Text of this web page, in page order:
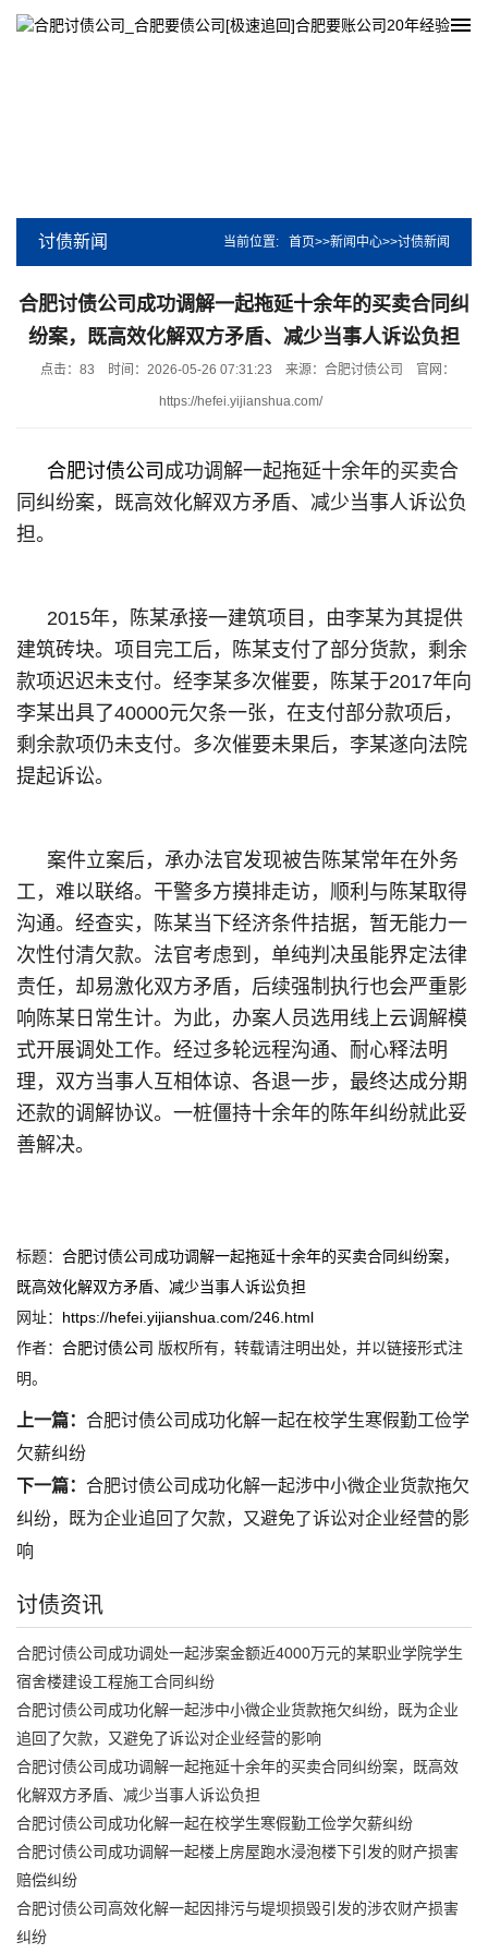
讨债新闻 当前位置: 首页>>新闻中心>>讨债新闻
合肥讨债公司成功调解一起拖延十余年的买卖合同纠
纷案，既高效化解双方矛盾、减少当事人诉讼负担
点击：83 时间：2026-05-26 07:31:23 来源：合肥讨债公司 官网：
https://hefei.yijianshua.com/
合肥讨债公司 成功调解一起拖延十余年的买卖合
同纠纷案，既高效化解双方矛盾、减少当事人诉讼负
担。
2015年，陈某承接一建筑项目，由李某为其提供
建筑砖块。项目完工后，陈某支付了部分货款，剩余
款项迟迟未支付。经李某多次催要，陈某于2017年向
李某出具了40000元欠条一张，在支付部分款项后，
剩余款项仍未支付。多次催要未果后，李某遂向法院
提起诉讼。
案件立案后，承办法官发现被告陈某常年在外务
工，难以联络。干警多方摸排走访，顺利与陈某取得
沟通。经查实，陈某当下经济条件拮据，暂无能力一
次性付清欠款。法官考虑到，单纯判决虽能界定法律
责任，却易激化双方矛盾，后续强制执行也会严重影
响陈某日常生计。为此，办案人员选用线上云调解模
式开展调处工作。经过多轮远程沟通、耐心释法明
理，双方当事人互相体谅、各退一步，最终达成分期
还款的调解协议。一桩僵持十余年的陈年纠纷就此妥
善解决。
标题： 合肥讨债公司成功调解一起拖延十余年的买卖合同纠纷案，
既高效化解双方矛盾、减少当事人诉讼负担
网址： https://hefei.yijianshua.com/246.html
作者： 合肥讨债公司 版权所有，转载请注明出处，并以链接形式注
明。
上一篇： 合肥讨债公司成功化解一起在校学生寒假勤工俭学
欠薪纠纷
下一篇： 合肥讨债公司成功化解一起涉中小微企业货款拖欠
纠纷，既为企业追回了欠款，又避免了诉讼对企业经营的影
响
讨债资讯
合肥讨债公司成功调处一起涉案金额近4000万元的某职业学院学生
宿舍楼建设工程施工合同纠纷
合肥讨债公司成功化解一起涉中小微企业货款拖欠纠纷，既为企业
追回了欠款，又避免了诉讼对企业经营的影响
合肥讨债公司成功调解一起拖延十余年的买卖合同纠纷案，既高效
化解双方矛盾、减少当事人诉讼负担
合肥讨债公司成功化解一起在校学生寒假勤工俭学欠薪纠纷
合肥讨债公司成功调解一起楼上房屋跑水浸泡楼下引发的财产损害
赔偿纠纷
合肥讨债公司高效化解一起因排污与堤坝损毁引发的涉农财产损害
纠纷